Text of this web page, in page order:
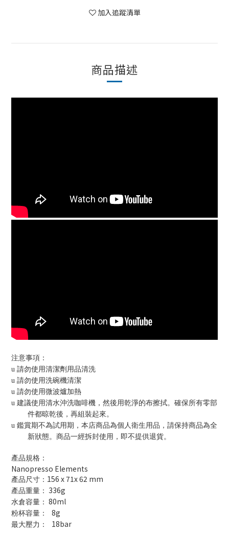
加入追蹤清單
商品描述
注意事項：
u 請勿使用清潔劑用品清洗
u 請勿使用洗碗機清潔
u 請勿使用微波爐加熱
u 建議使用清水沖洗咖啡機，然後用乾淨的布擦拭。確保所有零部
件都晾乾後，再組裝起來。
u 鑑賞期不為試用期，本店商品為個人衛生用品，請保持商品為全
新狀態。商品一經拆封使用，即不提供退貨。
產品規格：
Nanopresso Elements
產品尺寸： 156 x 71x 62 mm
產品重量： 336g
水倉容量： 80ml
粉杯容量： 8g
最大壓力： 18bar